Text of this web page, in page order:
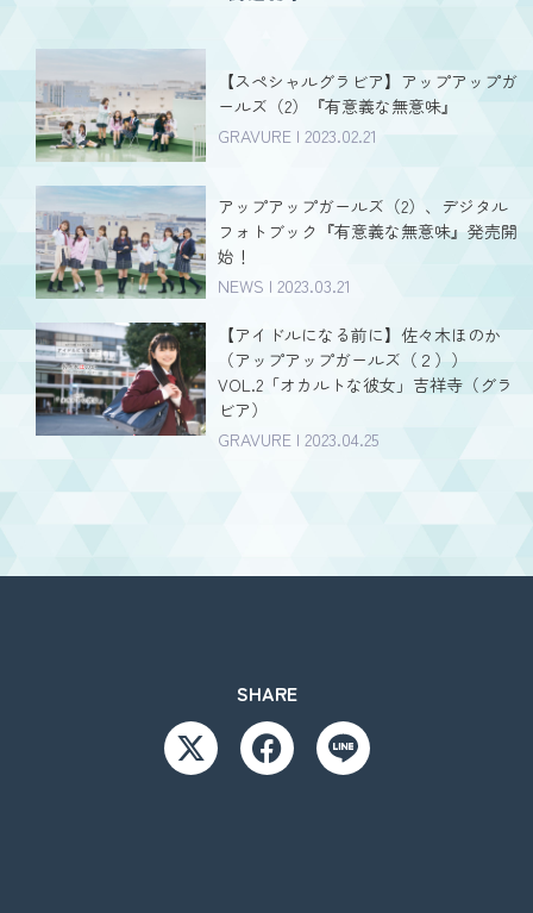
【スペシャルグラビア】アップアップガ
ールズ（2）『有意義な無意味』
GRAVURE | 2023.02.21
アップアップガールズ（2）、デジタル
フォトブック『有意義な無意味』発売開
始！
NEWS | 2023.03.21
【アイドルになる前に】佐々木ほのか
（アップアップガールズ（２））
VOL.2「オカルトな彼女」吉祥寺（グラ
ビア）
GRAVURE | 2023.04.25
SHARE